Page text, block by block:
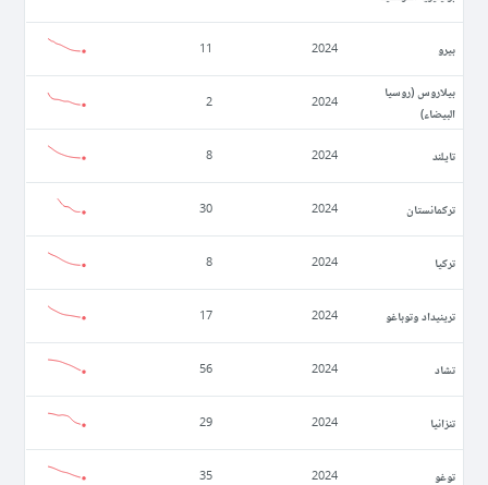
بيرو 2024
11
بيلاروس (روسيا
البيضاء)
2024
2
تايلند 2024
8
تركمانستان 2024
30
تركيا 2024
8
ترينيداد وتوباغو 2024
17
تشاد 2024
56
تنزانيا 2024
29
توغو 2024
35